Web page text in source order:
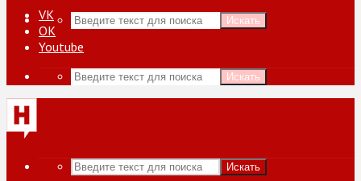
Искать
VK
ОК
Youtube
Искать
Искать